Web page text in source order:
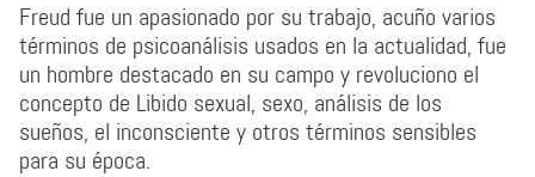
Freud fue un apasionado por su trabajo, acuño varios
términos de psicoanálisis usados en la actualidad, fue
un hombre destacado en su campo y revoluciono el
concepto de Libido sexual, sexo, análisis de los
sueños, el inconsciente y otros términos sensibles
para su época.